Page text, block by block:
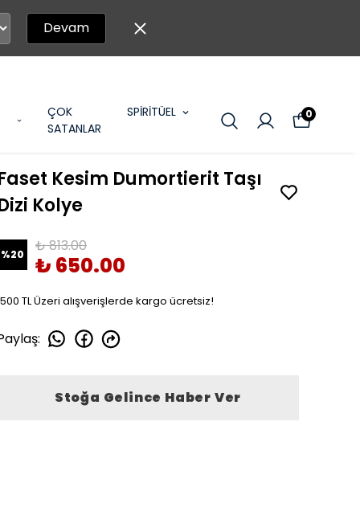
Devam
ÇOK
SATANLAR
SPİRİTÜEL 0
Kesim Dumortierit Taşı
Kolye
%20 ₺ 813.00
₺ 650.00
TL Üzeri alışverişlerde kargo ücretsiz!
:
Stoğa Gelince Haber Ver